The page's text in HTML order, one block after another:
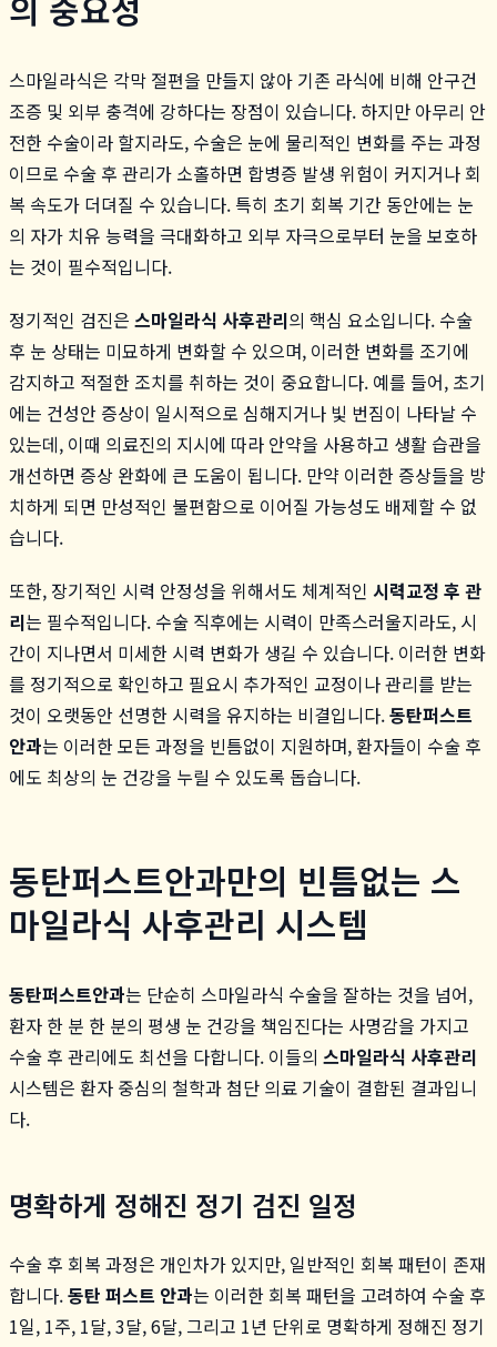
스마일라식은 각막 절편을 만들지 않아 기존 라식에 비해 안구건
조증 및 외부 충격에 강하다는 장점이 있습니다. 하지만 아무리 안
전한 수술이라 할지라도, 수술은 눈에 물리적인 변화를 주는 과정
이므로 수술 후 관리가 소홀하면 합병증 발생 위험이 커지거나 회
복 속도가 더뎌질 수 있습니다. 특히 초기 회복 기간 동안에는 눈
의 자가 치유 능력을 극대화하고 외부 자극으로부터 눈을 보호하
는 것이 필수적입니다.
정기적인 검진은 스마일라식 사후관리의 핵심 요소입니다. 수술
후 눈 상태는 미묘하게 변화할 수 있으며, 이러한 변화를 조기에
감지하고 적절한 조치를 취하는 것이 중요합니다. 예를 들어, 초기
에는 건성안 증상이 일시적으로 심해지거나 빛 번짐이 나타날 수
있는데, 이때 의료진의 지시에 따라 안약을 사용하고 생활 습관을
개선하면 증상 완화에 큰 도움이 됩니다. 만약 이러한 증상들을 방
치하게 되면 만성적인 불편함으로 이어질 가능성도 배제할 수 없
습니다.
또한, 장기적인 시력 안정성을 위해서도 체계적인 시력교정 후 관
리는 필수적입니다. 수술 직후에는 시력이 만족스러울지라도, 시
간이 지나면서 미세한 시력 변화가 생길 수 있습니다. 이러한 변화
를 정기적으로 확인하고 필요시 추가적인 교정이나 관리를 받는
것이 오랫동안 선명한 시력을 유지하는 비결입니다.동탄퍼스트
안과는 이러한 모든 과정을 빈틈없이 지원하며, 환자들이 수술 후
에도 최상의 눈 건강을 누릴 수 있도록 돕습니다.
동탄퍼스트안과만의 빈틈없는 스
마일라식 사후관리 시스템
동탄퍼스트안과는 단순히 스마일라식 수술을 잘하는 것을 넘어,
환자 한 분 한 분의 평생 눈 건강을 책임진다는 사명감을 가지고
수술 후 관리에도 최선을 다합니다. 이들의 스마일라식 사후관리
시스템은 환자 중심의 철학과 첨단 의료 기술이 결합된 결과입니
다.
명확하게 정해진 정기 검진 일정
수술 후 회복 과정은 개인차가 있지만, 일반적인 회복 패턴이 존재
합니다.동탄 퍼스트 안과는 이러한 회복 패턴을 고려하여 수술 후
1일, 1주, 1달, 3달, 6달, 그리고 1년 단위로 명확하게 정해진 정기